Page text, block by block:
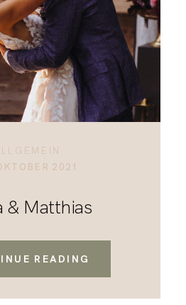
2021
& Matthias
READING